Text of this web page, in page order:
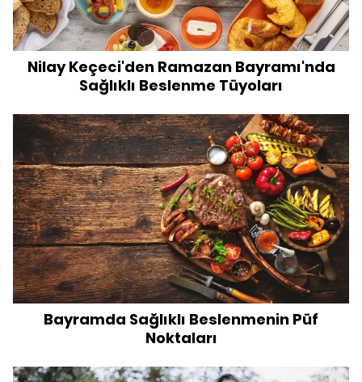
Nilay Keçeci'den Ramazan Bayramı'nda
Sağlıklı Beslenme Tüyoları
Bayramda Sağlıklı Beslenmenin Püf
Noktaları